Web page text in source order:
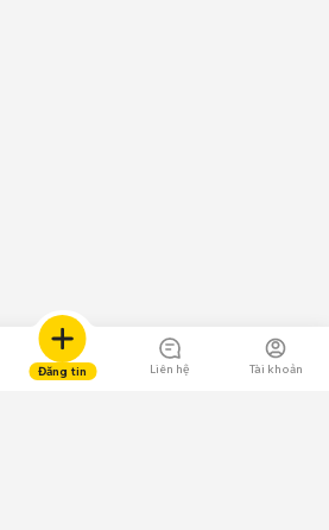
Đăng tin Liên hệ Tài khoản